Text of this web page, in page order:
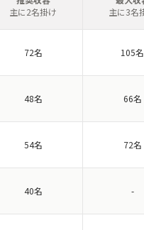
主に2名掛け
主に3名
72名 105名
48名 66名
54名 72名
40名 -